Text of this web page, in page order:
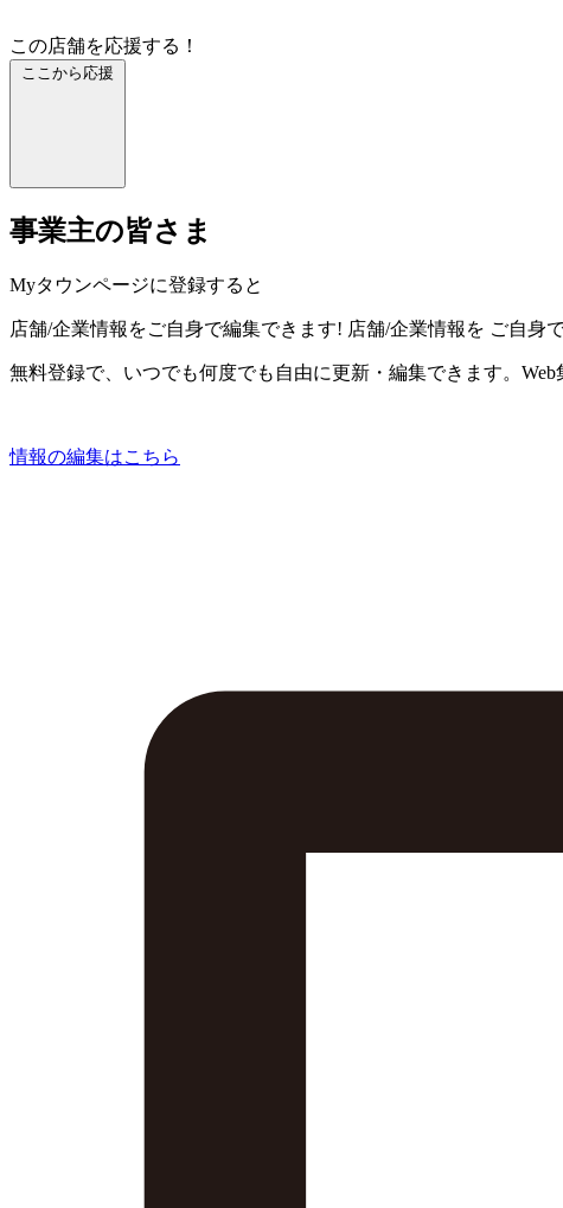
この店舗を応援する！
ここから応援
事業主の皆さま
Myタウンページに登録すると
店舗/企業情報をご自身で編集できます! 店舗/企業情報を ご自身
無料登録で、いつでも何度でも自由に更新・編集できます。Web
情報の編集はこちら